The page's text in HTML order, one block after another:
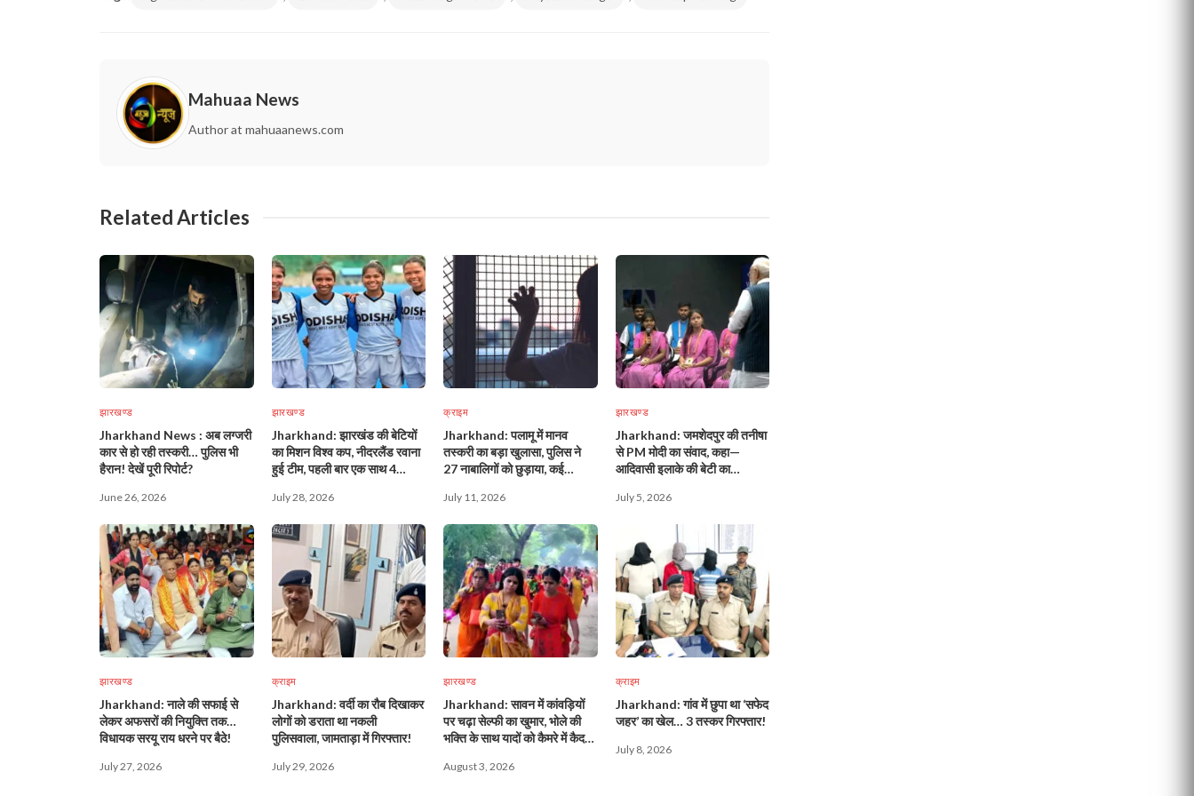
Mahuaa News
Author at mahuaanews.com
Related Articles
झारखण्ड
Jharkhand News : अब लग्जरी
कार से हो रही तस्करी… पुलिस भी
हैरान! देखें पूरी रिपोर्ट?
June 26, 2026
झारखण्ड
Jharkhand: झारखंड की बेटियों
का मिशन विश्व कप, नीदरलैंड रवाना
हुई टीम, पहली बार एक साथ 4
प्रतिनिधित्व!
July 28, 2026
क्राइम
Jharkhand: पलामू में मानव
तस्करी का बड़ा खुलासा, पुलिस ने
27 नाबालिगों को छुड़ाया, कई
July 11, 2026
झारखण्ड
Jharkhand: जमशेदपुर की तनीषा
से PM मोदी का संवाद, कहा—
आदिवासी इलाके की बेटी का
July 5, 2026
झारखण्ड
Jharkhand: नाले की सफाई से
लेकर अफसरों की नियुक्ति तक…
विधायक सरयू राय धरने पर बैठे!
July 27, 2026
क्राइम
Jharkhand: वर्दी का रौब दिखाकर
लोगों को डराता था नकली
पुलिसवाला, जामताड़ा में गिरफ्तार!
July 29, 2026
झारखण्ड
Jharkhand: सावन में कांवड़ियों
पर चढ़ा सेल्फी का खुमार, भोले की
भक्ति के साथ यादों को कैमरे में कैद
August 3, 2026
क्राइम
Jharkhand: गांव में छुपा था ‘सफेद
जहर’ का खेल… 3 तस्कर गिरफ्तार!
July 8, 2026